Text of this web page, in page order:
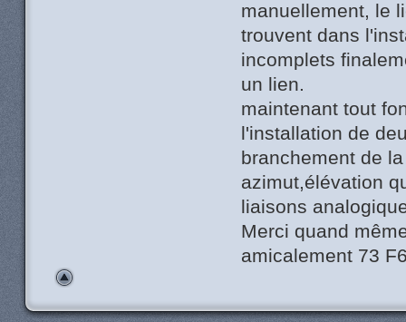
manuellement, le
trouvent dans
incomplets
un lien.
maintenant tout
l'installation de
branchement de
azimut,élévation
liaisons
Merci quand
amicalement 73